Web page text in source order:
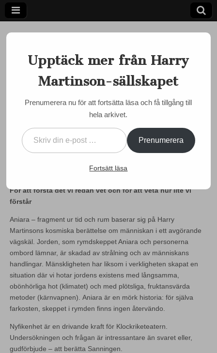
Harry
Martinson-
sällskapet
Ett författarskap som fångar daggdroppen och speglar
kosmos
Månadens Martinson
december 2019 – av Dan
Henriksson
4 december, 2019•0 Comments
För att förstå det vi redan vet och för att veta hur lite vi
förstår
Aniara – fragment ur tid och rum baserar sig på Harry
Martinsons kosmiska berättelse om människan i ett avgörande
vägskäl. Jorden, som rymdskeppet Aniara och personerna
ombord lämnar, är skadad av strålning och av människans
handlingar. Mänskligheten har liksom i verkligheten skapat en
situation där vi hotar jordens existens med långsamma,
obönhörliga hot (klimatet) och med plötsliga, fruktansvärda
metoder (kärnvapnen). Aniara är en mörk historia: för själva
farkosten, skeppet i rymden finns ingen återvändo.
Nyfikenhet är en drivande kraft för Klockriketeatern.
Undersökningen och frågan är intressantare än svaret eller,
gudförbjude – att berätta Sanningen.
Upptäck mer från Harry
Martinson-sällskapet
Prenumerera nu för att fortsätta läsa och få tillgång till
hela arkivet.
Prenumerera
Fortsätt läsa